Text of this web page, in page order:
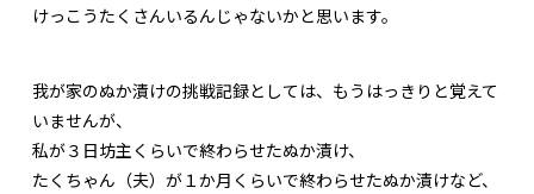
けっこうたくさんいるんじゃないかと思います。
我が家のぬか漬けの挑戦記録としては、もうはっきりと覚えて
いませんが、
私が３日坊主くらいで終わらせたぬか漬け、
たくちゃん（夫）が１か月くらいで終わらせたぬか漬けなど、